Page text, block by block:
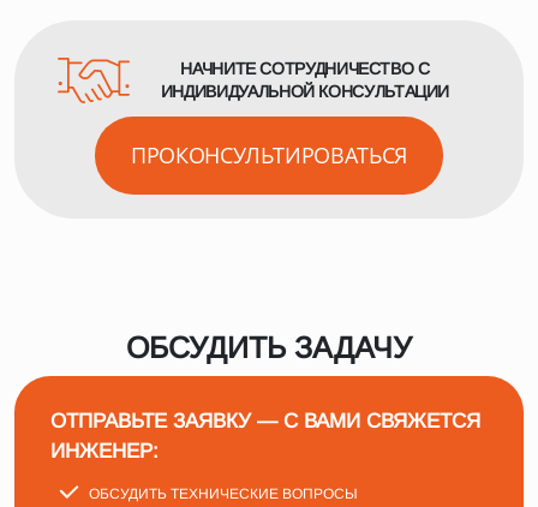
НАЧНИТЕ СОТРУДНИЧЕСТВО С
ИНДИВИДУАЛЬНОЙ КОНСУЛЬТАЦИИ
ПРОКОНСУЛЬТИРОВАТЬСЯ
ОБСУДИТЬ ЗАДАЧУ
ОТПРАВЬТЕ ЗАЯВКУ — С ВАМИ СВЯЖЕТСЯ
ИНЖЕНЕР:
ОБСУДИТЬ ТЕХНИЧЕСКИЕ ВОПРОСЫ